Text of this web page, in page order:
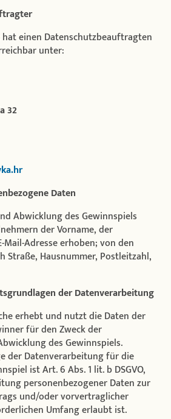
einen Datenschutzbeauftragten
unter:
32
Daten
Abwicklung des Gewinnspiels
der Vorname, der
Mail-Adresse erhoben; von den
Straße, Hausnummer, Postleitzahl,
der Datenverarbeitung
erhebt und nutzt die Daten der
für den Zweck der
des Gewinnspiels.
der Datenverarbeitung für die
ist Art. 6 Abs. 1 lit. b DSGVO,
personenbezogener Daten zur
und/oder vorvertraglicher
Umfang erlaubt ist.